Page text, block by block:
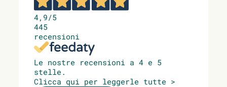
4,9/5
445
recensioni
Le nostre recensioni a 4 e 5
stelle.
Clicca qui per leggerle tutte >